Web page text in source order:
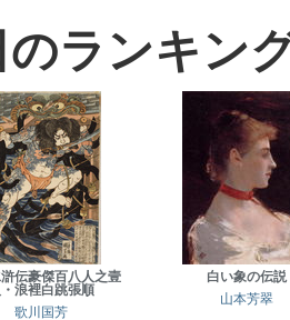
のランキン
伝豪傑百八人之壹
・浪裡白跳張順
歌川国芳
白い象の伝説
山本芳翠